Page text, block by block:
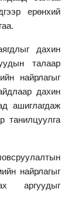
ерөнхий
дахин
талаар
найрлагыг
дахин
ашиглагдаж
танилцуулга
найрлагыг
аргуудыг